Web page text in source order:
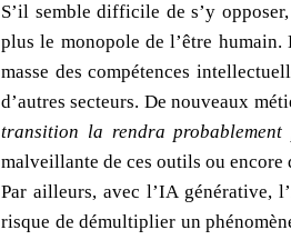
S’il semble difficile de s’y
plus le monopole de l’être
masse des compétences
d’autres secteurs. De nouveaux
transition la rendra
malveillante de ces outils ou encore
Par ailleurs, avec l’IA générative,
risque de démultiplier un